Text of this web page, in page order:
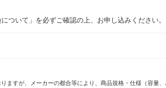
ついて」を必ずご確認の上、お申し込みください。
ますが、メーカーの都合等により、商品規格・仕様（容量